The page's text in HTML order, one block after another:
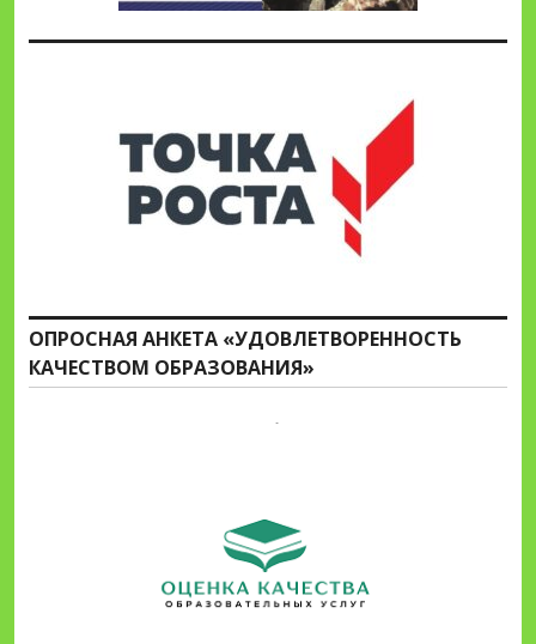
ОПРОСНАЯ АНКЕТА «УДОВЛЕТВОРЕННОСТЬ
КАЧЕСТВОМ ОБРАЗОВАНИЯ»